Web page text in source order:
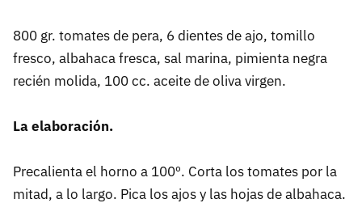
800 gr. tomates de pera, 6 dientes de ajo, tomillo
fresco, albahaca fresca, sal marina, pimienta negra
recién molida, 100 cc. aceite de oliva virgen.
La elaboración.
Precalienta el horno a 100º. Corta los tomates por la
mitad, a lo largo. Pica los ajos y las hojas de albahaca.